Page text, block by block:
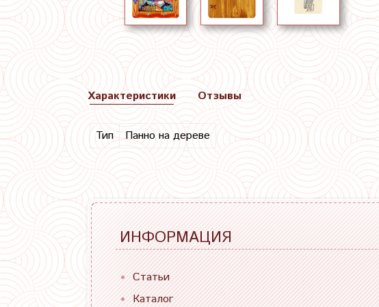
Характеристики
Тип Панно на дереве
Отзывы
ИНФОРМАЦИЯ
Статьи
Каталог